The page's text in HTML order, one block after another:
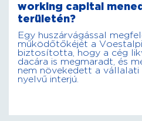
working capital
területén?
Egy huszárvágással
működőtőkéjét a
biztosította, hogy a cég
dacára is megmaradt, és
nem növekedett a vállalati
nyelvű interjú.